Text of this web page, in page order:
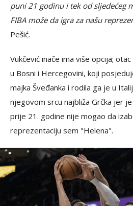
puni 21 godinu i tek od sljedećeg
FIBA može da igra za našu
Pešić.
Vukčević inače ima više opcija;
u Bosni i Hercegovini, koji
majka Šveđanka i rodila ga je u
njegovom srcu najbliža Grčka jer
prije 21. godine nije mogao da
reprezentaciju sem "Helena".